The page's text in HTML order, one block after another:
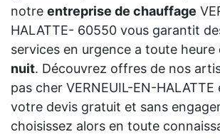
notre entreprise de chauffage
HALATTE- 60550 vous garantit
services en urgence a toute heure
nuit. Découvrez offres de nos
pas cher VERNEUIL-EN-
votre devis gratuit et sans
choisissez alors en toute